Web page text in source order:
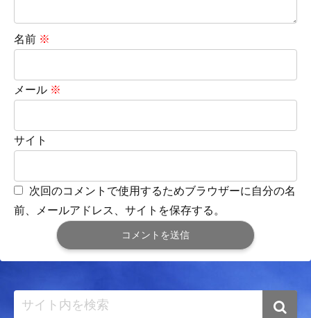
名前 ※
メール ※
サイト
次回のコメントで使用するためブラウザーに自分の名
前、メールアドレス、サイトを保存する。